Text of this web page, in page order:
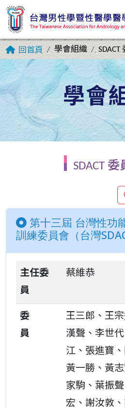
回首頁 學會組織 SDACT
學會
SDACT 委
第十三屆 台灣性功
訓練委員會（台灣
主任委
員
蔡維恭
委
員
王三郎、王
漢聲、李世
江、張進寶
黃一勝、黃
家駒、葉振
宏、謝汝敦